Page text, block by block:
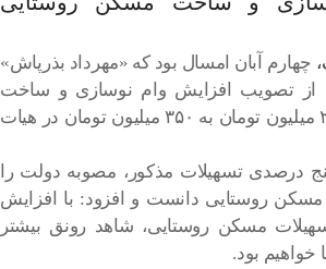
چهارم آبان امسال بود که «مهرداد بذرپاش»
از تصویب افزایش وام نوسازی و ساخت
مسکن روستایی از ۲۰۰ میلیون تومان به ۳۵۰ میلیون تومان در هیات
درصدی تسهیلات مذکور، مصوبه دولت را
روستایی دانست و افزود: با افزایش
تسهیلات مسکن روستایی، شاهد رونق بیشتر
بود.